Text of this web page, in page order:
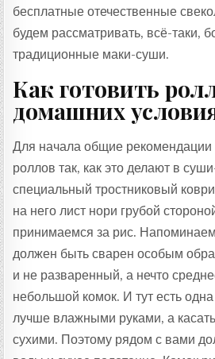
бесплатные отечественные
будем рассматривать, всё-таки,
традиционные маки-суши.
Как готовить
домашних
Для начала общие рекомендации
роллов так, как это делают в
специальный тростниковый
на него лист нори грубой
принимаемся за рис.
должен быть сварен особым
и не разваренный, а нечто
небольшой комок. И тут есть одна
лучше влажными руками, а
сухими. Поэтому рядом с вами